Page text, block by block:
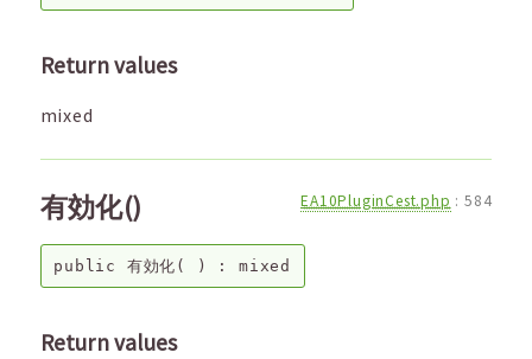
Return values
mixed
有効化() EA10PluginCest.php : 584
public 有効化 ( ) :mixed
Return values